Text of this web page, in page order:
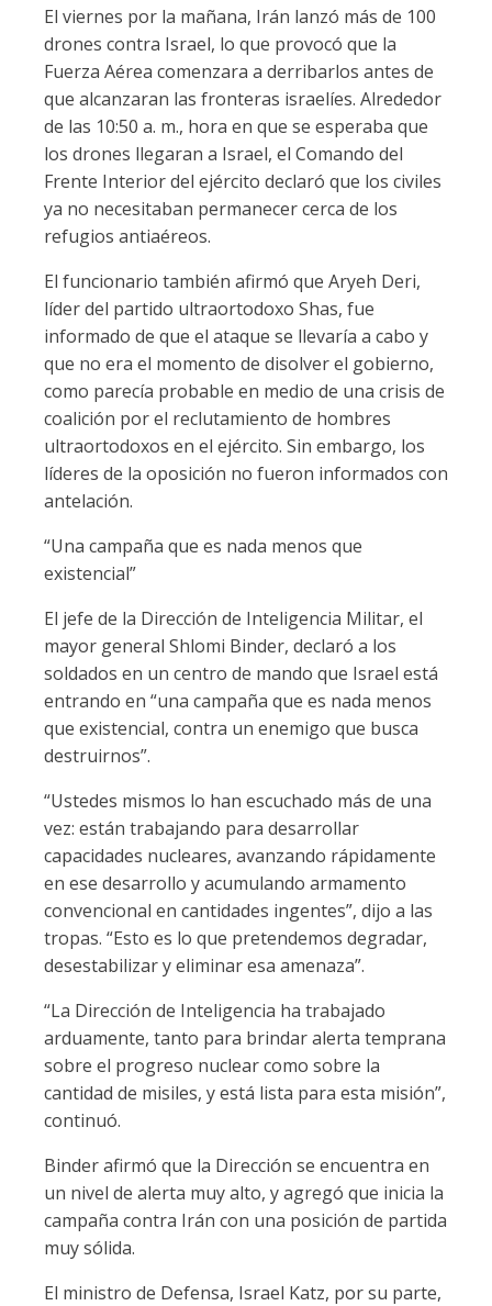
El viernes por la mañana, Irán lanzó más de 100
drones contra Israel, lo que provocó que la
Fuerza Aérea comenzara a derribarlos antes de
que alcanzaran las fronteras israelíes. Alrededor
de las 10:50 a. m., hora en que se esperaba que
los drones llegaran a Israel, el Comando del
Frente Interior del ejército declaró que los civiles
ya no necesitaban permanecer cerca de los
refugios antiaéreos.
El funcionario también afirmó que Aryeh Deri,
líder del partido ultraortodoxo Shas, fue
informado de que el ataque se llevaría a cabo y
que no era el momento de disolver el gobierno,
como parecía probable en medio de una crisis de
coalición por el reclutamiento de hombres
ultraortodoxos en el ejército. Sin embargo, los
líderes de la oposición no fueron informados con
antelación.
“Una campaña que es nada menos que
existencial”
El jefe de la Dirección de Inteligencia Militar, el
mayor general Shlomi Binder, declaró a los
soldados en un centro de mando que Israel está
entrando en “una campaña que es nada menos
que existencial, contra un enemigo que busca
destruirnos”.
“Ustedes mismos lo han escuchado más de una
vez: están trabajando para desarrollar
capacidades nucleares, avanzando rápidamente
en ese desarrollo y acumulando armamento
convencional en cantidades ingentes”, dijo a las
tropas. “Esto es lo que pretendemos degradar,
desestabilizar y eliminar esa amenaza”.
“La Dirección de Inteligencia ha trabajado
arduamente, tanto para brindar alerta temprana
sobre el progreso nuclear como sobre la
cantidad de misiles, y está lista para esta misión”,
continuó.
Binder afirmó que la Dirección se encuentra en
un nivel de alerta muy alto, y agregó que inicia la
campaña contra Irán con una posición de partida
muy sólida.
El ministro de Defensa, Israel Katz, por su parte,